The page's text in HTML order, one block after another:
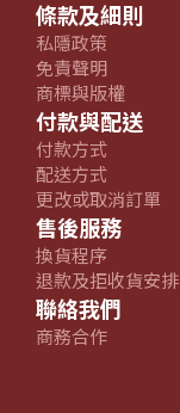
條款及細則
私隱政策
免責聲明
商標與版權
付款與配送
付款方式
配送方式
更改或取消訂單
售後服務
換貨程序
退款及拒收貨安排
聯絡我們
商務合作